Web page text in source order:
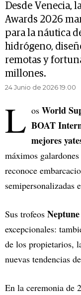
Desde Venecia,
Awards 2026
para la náutica
hidrógeno,
remotas y
millones.
24 Junio de 2026 19.00
L os World
BOAT
mejores
máximos
reconoce
semipersonalizadas
Sus trofeos Neptune
excepcionales:
de los propietarios,
nuevas tendencias
En la ceremonia de